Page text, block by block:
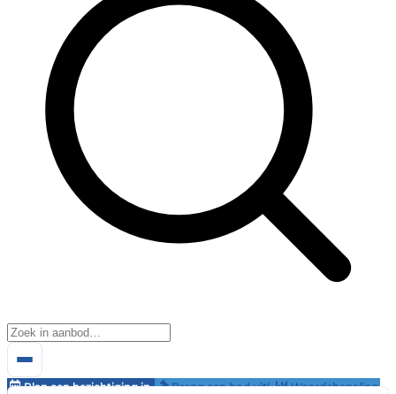
Plan een bezichtiging in Breng een bod uit!
Waardebepaling